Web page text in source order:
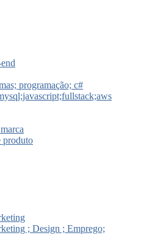
programação; c#
produto
; Design ; Emprego;